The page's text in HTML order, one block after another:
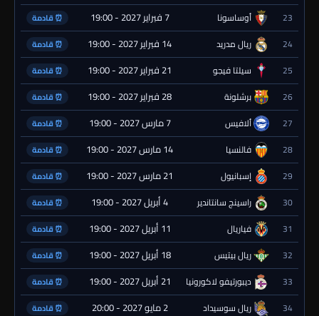
23 أوساسونا 7 فبراير 2027 - 19:00 ⏰ قادمة
24 ريال مدريد 14 فبراير 2027 - 19:00 ⏰ قادمة
25 سيلتا فيجو 21 فبراير 2027 - 19:00 ⏰ قادمة
26 برشلونة 28 فبراير 2027 - 19:00 ⏰ قادمة
27 ألافيس 7 مارس 2027 - 19:00 ⏰ قادمة
28 فالنسيا 14 مارس 2027 - 19:00 ⏰ قادمة
29 إسبانيول 21 مارس 2027 - 19:00 ⏰ قادمة
30 راسينج سانتاندير 4 أبريل 2027 - 19:00 ⏰ قادمة
31 فياريال 11 أبريل 2027 - 19:00 ⏰ قادمة
32 ريال بيتيس 18 أبريل 2027 - 19:00 ⏰ قادمة
33 ديبورتيفو لاكورونيا 21 أبريل 2027 - 19:00 ⏰ قادمة
34 ريال سوسيداد 2 مايو 2027 - 20:00 ⏰ قادمة